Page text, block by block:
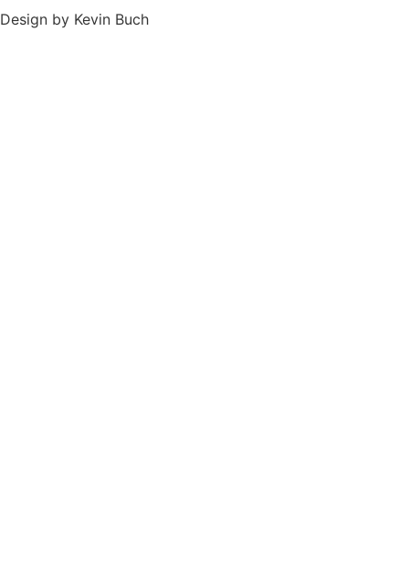
Design by Kevin Buch